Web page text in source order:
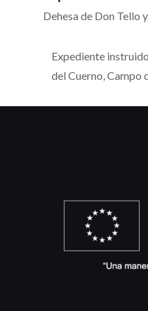
Dehesa de Don Tello
Expediente
del Cuerno, Campo